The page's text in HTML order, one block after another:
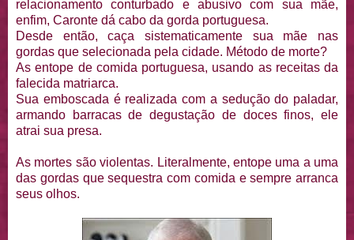
relacionamento conturbado e abusivo com sua mãe,
enfim, Caronte dá cabo da gorda portuguesa.
Desde então, caça sistematicamente sua mãe nas
gordas que selecionada pela cidade. Método de morte?
As entope de comida portuguesa, usando as receitas da
falecida matriarca.
Sua emboscada é realizada com a sedução do paladar,
armando barracas de degustação de doces finos, ele
atrai sua presa.
As mortes são violentas. Literalmente, entope uma a uma
das gordas que sequestra com comida e sempre arranca
seus olhos.